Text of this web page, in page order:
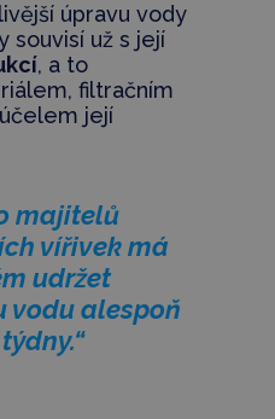
úpravu vody
souvisí už s její
, a to
filtračním
její
majitelů
vířivek má
udržet
vodu alespoň